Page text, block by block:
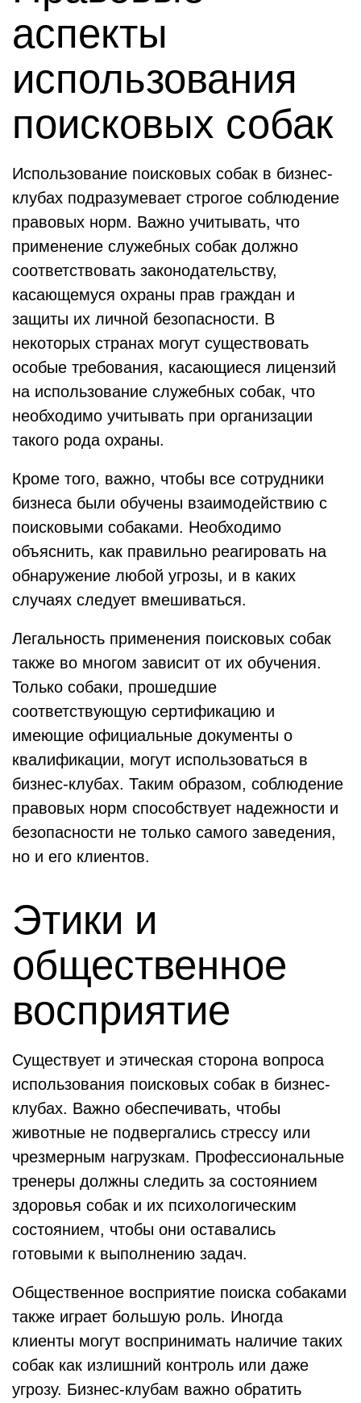
аспекты
использования
поисковых собак
Использование поисковых собак в бизнес-
клубах подразумевает строгое соблюдение
правовых норм. Важно учитывать, что
применение служебных собак должно
соответствовать законодательству,
касающемуся охраны прав граждан и
защиты их личной безопасности. В
некоторых странах могут существовать
особые требования, касающиеся лицензий
на использование служебных собак, что
необходимо учитывать при организации
такого рода охраны.
Кроме того, важно, чтобы все сотрудники
бизнеса были обучены взаимодействию с
поисковыми собаками. Необходимо
объяснить, как правильно реагировать на
обнаружение любой угрозы, и в каких
случаях следует вмешиваться.
Легальность применения поисковых собак
также во многом зависит от их обучения.
Только собаки, прошедшие
соответствующую сертификацию и
имеющие официальные документы о
квалификации, могут использоваться в
бизнес-клубах. Таким образом, соблюдение
правовых норм способствует надежности и
безопасности не только самого заведения,
но и его клиентов.
Этики и
общественное
восприятие
Существует и этическая сторона вопроса
использования поисковых собак в бизнес-
клубах. Важно обеспечивать, чтобы
животные не подвергались стрессу или
чрезмерным нагрузкам. Профессиональные
тренеры должны следить за состоянием
здоровья собак и их психологическим
состоянием, чтобы они оставались
готовыми к выполнению задач.
Общественное восприятие поиска собаками
также играет большую роль. Иногда
клиенты могут воспринимать наличие таких
собак как излишний контроль или даже
угрозу. Бизнес-клубам важно обратить